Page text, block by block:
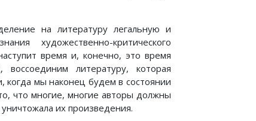
на литературу легальную и
художественно-критического
время и, конечно, это время
литературу, которая
когда мы наконец будем в состоянии
что многие, многие авторы должны
их произведения.